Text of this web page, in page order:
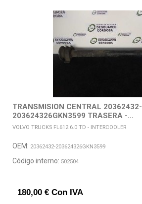
TRANSMISION CENTRAL 20362432-
203624326GKN3599 TRASERA -...
VOLVO TRUCKS FL612 6.0 TD - INTERCOOLER
OEM: 20362432-203624326GKN3599
Código interno: 502504
180,00 € Con IVA